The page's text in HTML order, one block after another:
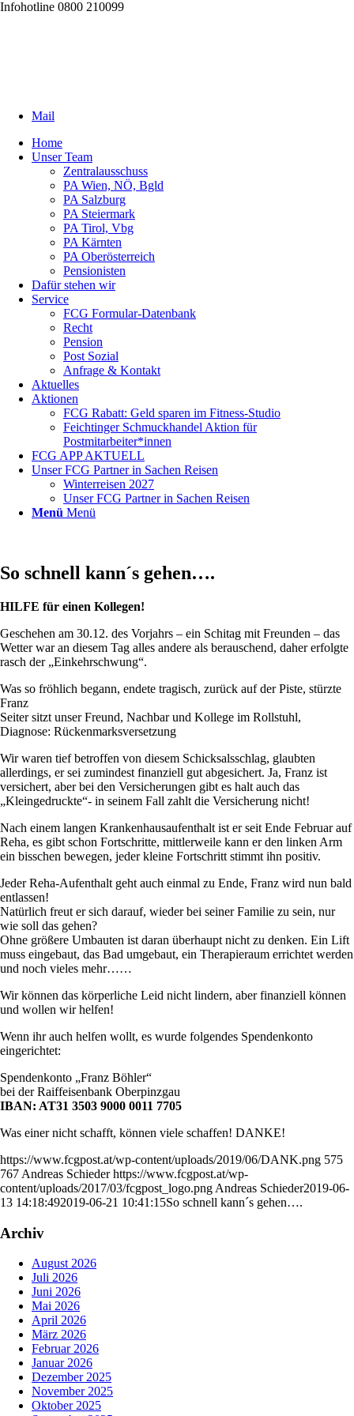
Infohotline 0800 210099
Mail
Home
Unser Team
Zentralausschuss
PA Wien, NÖ, Bgld
PA Salzburg
PA Steiermark
PA Tirol, Vbg
PA Kärnten
PA Oberösterreich
Pensionisten
Dafür stehen wir
Service
FCG Formular-Datenbank
Recht
Pension
Post Sozial
Anfrage & Kontakt
Aktuelles
Aktionen
FCG Rabatt: Geld sparen im Fitness-Studio
Feichtinger Schmuckhandel Aktion für
Postmitarbeiter*innen
FCG APP AKTUELL
Unser FCG Partner in Sachen Reisen
Winterreisen 2027
Unser FCG Partner in Sachen Reisen
Menü Menü
So schnell kann´s gehen….
HILFE für einen Kollegen!
Geschehen am 30.12. des Vorjahrs – ein Schitag mit Freunden – das
Wetter war an diesem Tag alles andere als berauschend, daher erfolgte
rasch der „Einkehrschwung“.
Was so fröhlich begann, endete tragisch, zurück auf der Piste, stürzte
Franz
Seiter sitzt unser Freund, Nachbar und Kollege im Rollstuhl,
Diagnose: Rückenmarksversetzung
Wir waren tief betroffen von diesem Schicksalsschlag, glaubten
allerdings, er sei zumindest finanziell gut abgesichert. Ja, Franz ist
versichert, aber bei den Versicherungen gibt es halt auch das
„Kleingedruckte“- in seinem Fall zahlt die Versicherung nicht!
Nach einem langen Krankenhausaufenthalt ist er seit Ende Februar auf
Reha, es gibt schon Fortschritte, mittlerweile kann er den linken Arm
ein bisschen bewegen, jeder kleine Fortschritt stimmt ihn positiv.
Jeder Reha-Aufenthalt geht auch einmal zu Ende, Franz wird nun bald
entlassen!
Natürlich freut er sich darauf, wieder bei seiner Familie zu sein, nur
wie soll das gehen?
Ohne größere Umbauten ist daran überhaupt nicht zu denken. Ein Lift
muss eingebaut, das Bad umgebaut, ein Therapieraum errichtet werden
und noch vieles mehr……
Wir können das körperliche Leid nicht lindern, aber finanziell können
und wollen wir helfen!
Wenn ihr auch helfen wollt, es wurde folgendes Spendenkonto
eingerichtet:
Spendenkonto „Franz Böhler“
bei der Raiffeisenbank Oberpinzgau
IBAN: AT31 3503 9000 0011 7705
Was einer nicht schafft, können viele schaffen! DANKE!
https://www.fcgpost.at/wp-content/uploads/2019/06/DANK.png 575
767 Andreas Schieder https://www.fcgpost.at/wp-
content/uploads/2017/03/fcgpost_logo.png Andreas Schieder2019-06-
13 14:18:492019-06-21 10:41:15So schnell kann´s gehen….
Archiv
August 2026
Juli 2026
Juni 2026
Mai 2026
April 2026
März 2026
Februar 2026
Januar 2026
Dezember 2025
November 2025
Oktober 2025